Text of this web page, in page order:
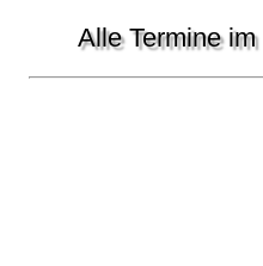
Alle Termine im